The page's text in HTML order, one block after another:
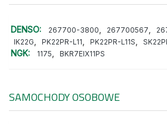
DENSO: 267700-3800 267700567
IK22G PK22PR-L11 PK22PR-L11S
NGK: 1175 BKR7EIX11PS
SAMOCHODY OSOBOWE